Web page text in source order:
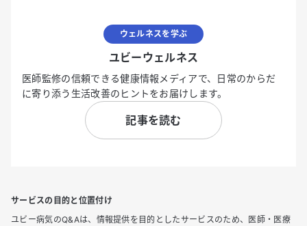
ウェルネスを学ぶ
ユビーウェルネス
医師監修の信頼できる健康情報メディアで、日常のからだ
に寄り添う生活改善のヒントをお届けします。
記事を読む
サービスの目的と位置付け
ユビー病気のQ&Aは、情報提供を目的としたサービスのため、医師・医療